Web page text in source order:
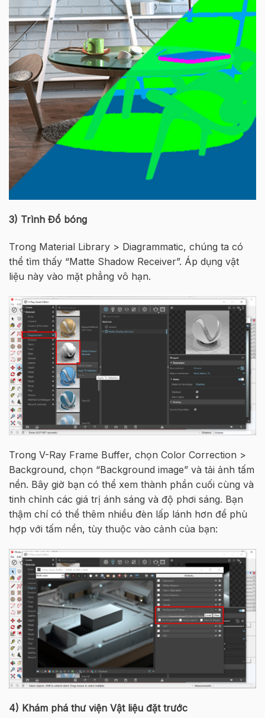
3) Trình Đổ bóng
Trong Material Library > Diagrammatic, chúng ta có
thể tìm thấy “Matte Shadow Receiver”. Áp dụng vật
liệu này vào mặt phẳng vô hạn.
Trong V-Ray Frame Buffer, chọn Color Correction >
Background, chọn “Background image” và tải ảnh tấm
nền. Bây giờ bạn có thể xem thành phần cuối cùng và
tinh chỉnh các giá trị ánh sáng và độ phơi sáng. Bạn
thậm chí có thể thêm nhiều đèn lấp lánh hơn để phù
hợp với tấm nền, tùy thuộc vào cảnh của bạn:
4) Khám phá thư viện Vật liệu đặt trước